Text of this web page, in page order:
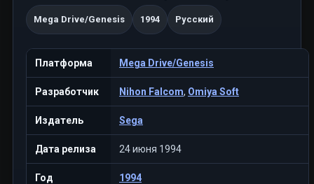
Mega Drive/Genesis 1994 Русский
Платформа Mega Drive/Genesis
Разработчик Nihon Falcom, Omiya Soft
Издатель Sega
Дата релиза 24 июня 1994
Год 1994